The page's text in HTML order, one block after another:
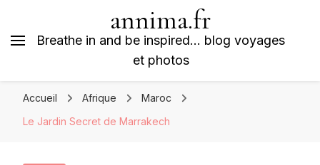
annima.fr
Breathe in and be inspired… blog voyages
et photos
Accueil Afrique
Maroc
Le Jardin Secret de Marrakech